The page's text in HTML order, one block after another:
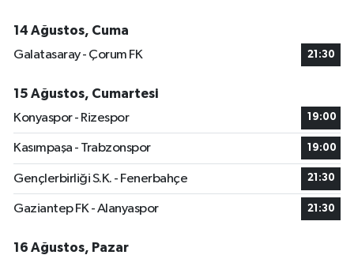
14 Ağustos, Cuma
Galatasaray - Çorum FK
21:30
15 Ağustos, Cumartesi
Konyaspor - Rizespor
19:00
Kasımpaşa - Trabzonspor 19:00
Gençlerbirliği S.K. - Fenerbahçe 21:30
Gaziantep FK - Alanyaspor 21:30
16 Ağustos, Pazar